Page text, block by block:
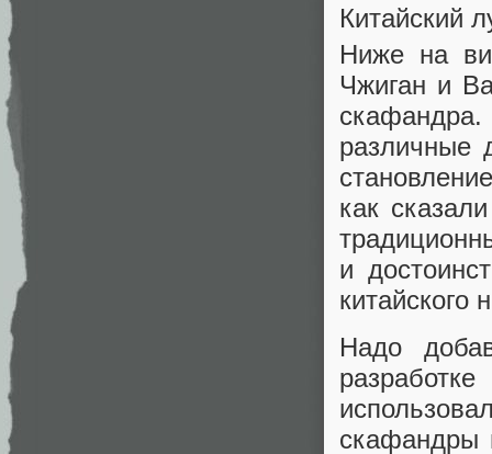
Китайский
Ниже на
Чжиган и
различные
как
и
китайского
Надо
скафандры